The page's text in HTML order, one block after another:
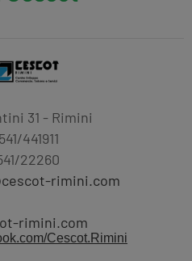
31 - Rimini
441911
22260
rimini.com
rimini.com
Cescot.Rimini